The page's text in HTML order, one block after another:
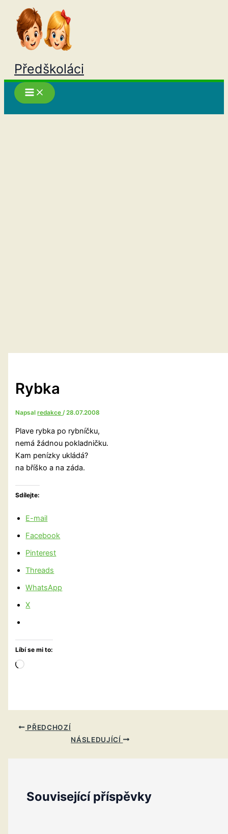
Přeskočit
obsah
Předškoláci
Rybka
Napsalredakce/28.07.2008
Plave rybka po rybníčku,
nemá žádnou pokladničku.
Kam penízky ukládá?
na bříško a na záda.
Sdílejte:
E-mail
Facebook
Pinterest
Threads
WhatsApp
X
Líbí se mi to:
Načítání…
PŘEDCHOZÍ
NÁSLEDUJÍCÍ
Související příspěvky